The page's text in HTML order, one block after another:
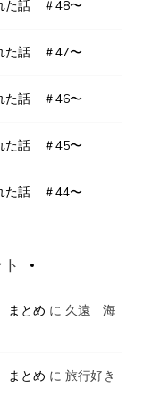
た話 ＃48〜
た話 ＃47〜
た話 ＃46〜
た話 ＃45〜
た話 ＃44〜
まとめ に 久遠 海
まとめ に 旅行好き